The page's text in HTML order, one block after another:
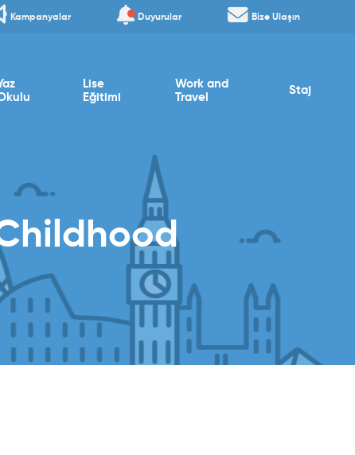
Bize Ulaşın
Duyurular
Kampanyalar
Lise
Eğitimi
Work and
Travel
Staj